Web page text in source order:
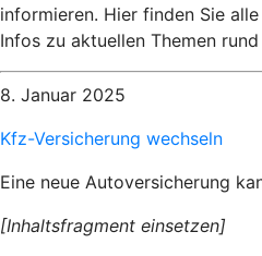
informieren. Hier finden Sie
Infos zu aktuellen Themen
8. Januar 2025
Kfz-Versicherung wechseln
Eine neue Autoversicherung
[Inhaltsfragment einsetzen]